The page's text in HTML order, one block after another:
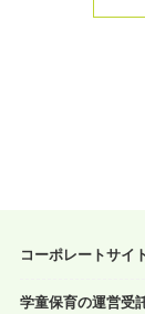
コーポレートサイ
学童保育の運営受